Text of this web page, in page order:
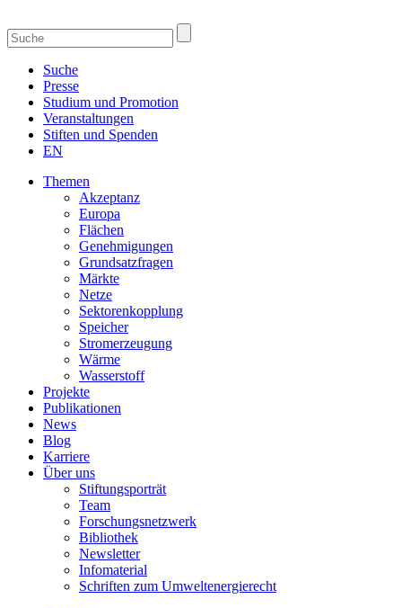
Suche
Presse
Studium und Promotion
Veranstaltungen
Stiften und Spenden
EN
Themen
Akzeptanz
Europa
Flächen
Genehmigungen
Grundsatzfragen
Märkte
Netze
Sektorenkopplung
Speicher
Stromerzeugung
Wärme
Wasserstoff
Projekte
Publikationen
News
Blog
Karriere
Über uns
Stiftungsporträt
Team
Forschungsnetzwerk
Bibliothek
Newsletter
Infomaterial
Schriften zum Umweltenergierecht